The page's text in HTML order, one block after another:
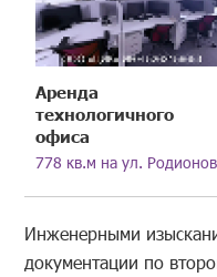
Аренда
технологичного
офиса
778 кв.м на ул.
Инженерными
документации по